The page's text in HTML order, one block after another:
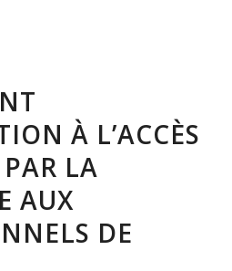
À L’ACCÈS
LA
AUX
DE